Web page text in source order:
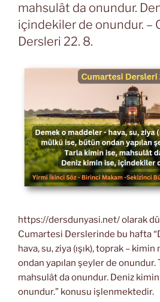
mahsulât da onundur.
içindekiler de onundur. –
Dersleri 22. 8.
https://dersdunyasi.net/ olarak
Cumartesi Derslerinde bu hafta
hava, su, ziya (ışık), toprak –
ondan yapılan şeyler de onundur.
mahsulât da onundur. Deniz
onundur.” konusu işlenmektedir.